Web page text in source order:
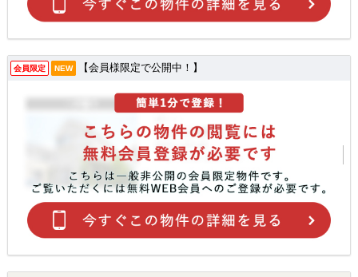
会員限定 NEW 【会員様限定で公開中！】